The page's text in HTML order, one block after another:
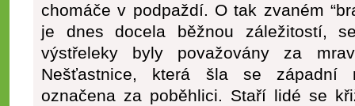
chomáče v podpaždí. O tak zvaném
je dnes docela běžnou záležitostí,
výstřeleky byly považovány za
Nešťastnice, která šla se západní
označena za poběhlici. Staří lidé se